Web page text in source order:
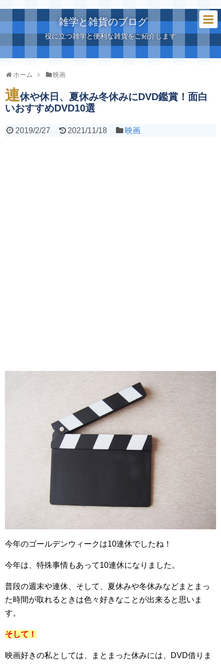
雑学と雑貨のブログ
役に立つ雑学と便利な雑貨をご紹介します
ホーム 映画
連休や休日、夏休み冬休みにDVD鑑賞！面白
いおすすめDVD10選
2019/2/27 2021/11/18 映画
今年のゴールデンウィークは10連休でしたね！
今年は、特殊事情もあって10連休になりました。
普段の週末や連休、そして、夏休みや冬休みなどまとまっ
た時間が取れるときは色々好きなことが出来ると思いま
す。
そして！
映画好きの私としては、まとまった休みには、DVD借りま